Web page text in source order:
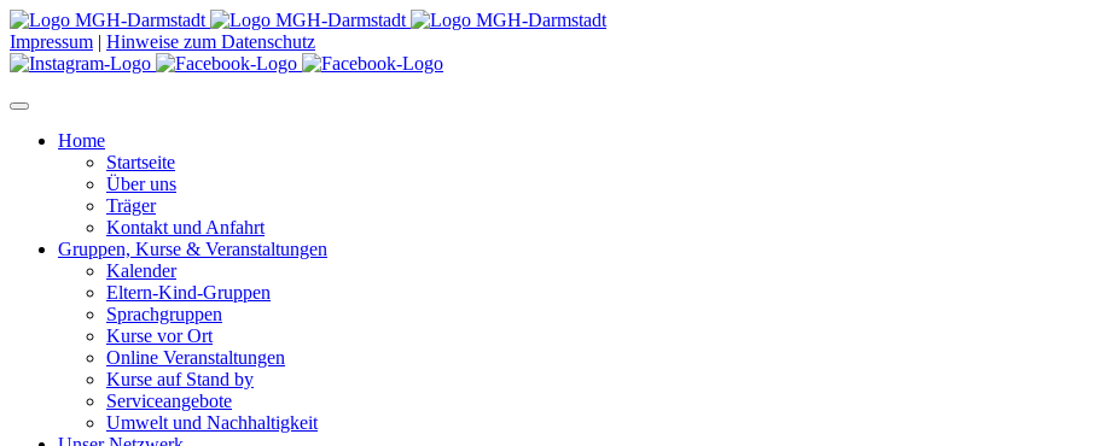
Impressum | Hinweise zum Datenschutz
Home
Startseite
Über uns
Träger
Kontakt und Anfahrt
Gruppen, Kurse & Veranstaltungen
Kalender
Eltern-Kind-Gruppen
Sprachgruppen
Kurse vor Ort
Online Veranstaltungen
Kurse auf Stand by
Serviceangebote
Umwelt und Nachhaltigkeit